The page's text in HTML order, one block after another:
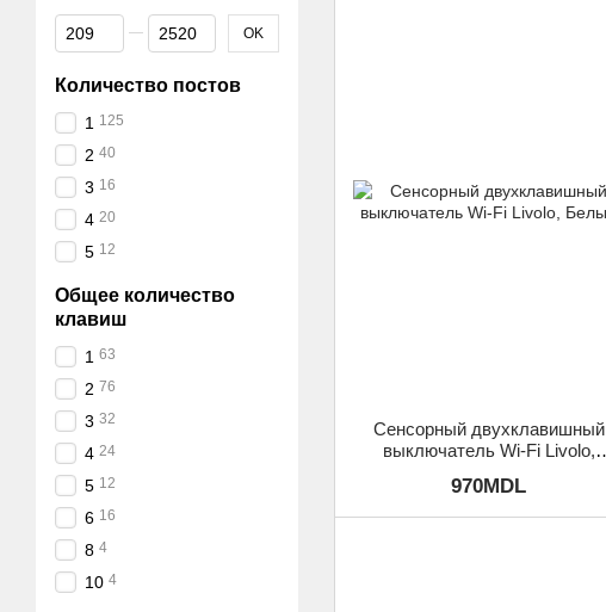
Сенсорный двухклавишный
выключатель Wi-Fi Livolo,
970MDL
От Цена, MDL
До Цена, MDL OK
Количество постов
1 125
2 40
3 16
4 20
5 12
Общее количество
клавиш
1 63
2 76
3 32
4 24
5 12
6 16
8 4
10 4